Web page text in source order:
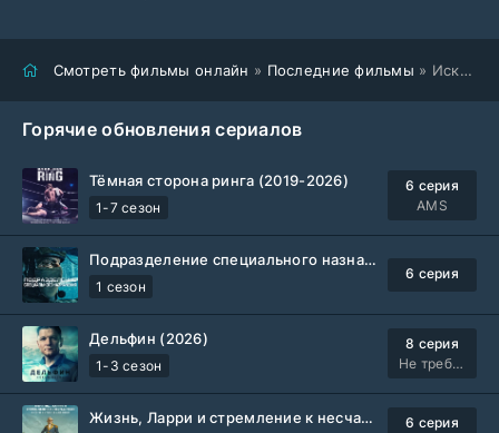
Смотреть фильмы онлайн » Последние фильмы » Искатели воды (2026)
Горячие обновления сериалов
Тёмная сторона ринга (2019-2026)
1-7 сезон
6 серия
AMS
Подразделение специального назначения (2026)
1 сезон
6 серия
Дельфин (2026)
1-3 сезон
8 серия
Не требуется
Жизнь, Ларри и стремление к несчастью: Почти история Америки (2026)
6 серия